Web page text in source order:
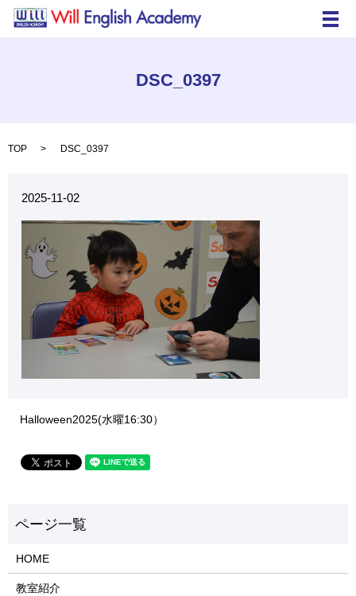
メ
DSC_0397
TOP DSC_0397
2025-11-02
Halloween2025(水曜16:30）
HOME
教室紹介